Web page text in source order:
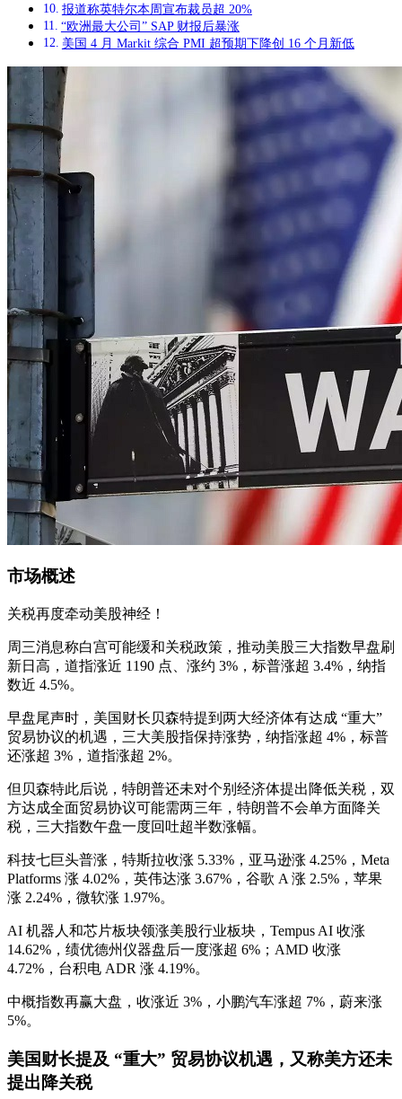
报道称英特尔本周宣布裁员超 20%
“欧洲最大公司” SAP 财报后暴涨
美国 4 月 Markit 综合 PMI 超预期下降创 16 个月新低
市场概述
关税再度牵动美股神经！
周三消息称白宫可能缓和关税政策，推动美股三大指数早盘刷
新日高，道指涨近 1190 点、涨约 3%，标普涨超 3.4%，纳指
数近 4.5%。
早盘尾声时，美国财长贝森特提到两大经济体有达成 “重大”
贸易协议的机遇，三大美股指保持涨势，纳指涨超 4%，标普
还涨超 3%，道指涨超 2%。
但贝森特此后说，特朗普还未对个别经济体提出降低关税，双
方达成全面贸易协议可能需两三年，特朗普不会单方面降关
税，三大指数午盘一度回吐超半数涨幅。
科技七巨头普涨，特斯拉收涨 5.33%，亚马逊涨 4.25%，Meta
Platforms 涨 4.02%，英伟达涨 3.67%，谷歌 A 涨 2.5%，苹果
涨 2.24%，微软涨 1.97%。
AI 机器人和芯片板块领涨美股行业板块，Tempus AI 收涨
14.62%，绩优德州仪器盘后一度涨超 6%；AMD 收涨
4.72%，台积电 ADR 涨 4.19%。
中概指数再赢大盘，收涨近 3%，小鹏汽车涨超 7%，蔚来涨
5%。
美国财长提及 “重大” 贸易协议机遇，又称美方还未
提出降关税